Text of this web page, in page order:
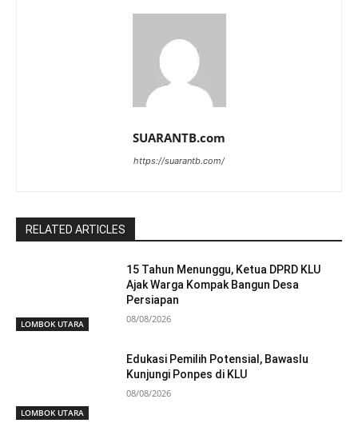
SUARANTB.com
https://suarantb.com/
RELATED ARTICLES
LOMBOK UTARA
15 Tahun Menunggu, Ketua DPRD KLU
Ajak Warga Kompak Bangun Desa
Persiapan
08/08/2026
LOMBOK UTARA
Edukasi Pemilih Potensial, Bawaslu
Kunjungi Ponpes di KLU
08/08/2026